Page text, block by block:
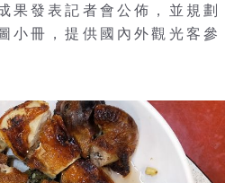
果發表記者會公佈，並規劃
小冊，提供國內外觀光客參